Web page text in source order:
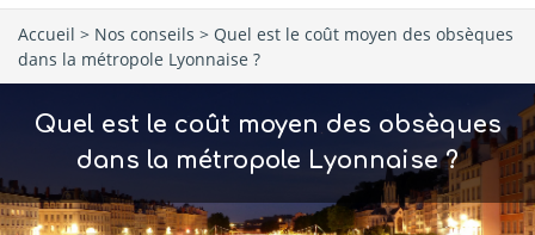
Accueil > Nos conseils > Quel est le coût moyen des obsèques
dans la métropole Lyonnaise ?
Quel est le coût moyen des obsèques
dans la métropole Lyonnaise ?